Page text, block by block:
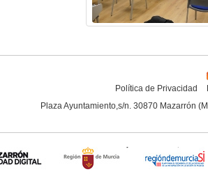
Política de Privacidad
Plaza Ayuntamiento,s/n. 30870 Mazarrón